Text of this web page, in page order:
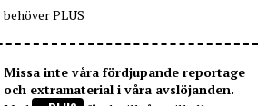
PLUS
Missa inte våra fördjupande reportage
och extramaterial i våra avslöjanden.